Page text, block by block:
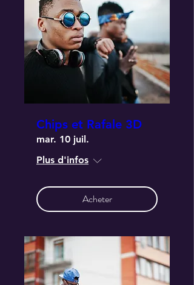
Chips et Rafale 3D
mar. 10 juil.
Plus d'infos
Acheter